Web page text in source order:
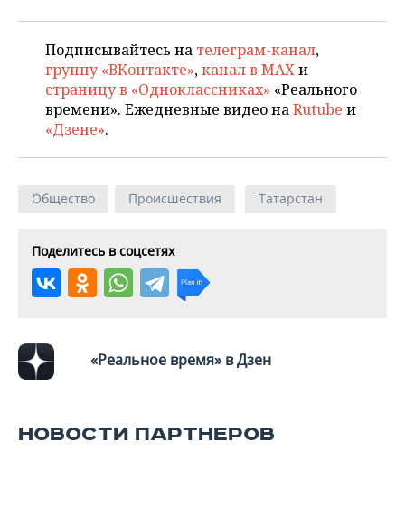
ОТКРЫТАЯ ЛЕКЦИЯ
БАСКЕТБОЛ
ВОЛЕЙБОЛ
КИБЕРСПОРТ
ИНФРАСТРУКТУРА
ИСТОРИЯ
КУЛЬТУРА
СПРАВОЧНИК
СПИСОК ПЕРСОН
СПИСОК КОМПАНИЙ
ПОЛНАЯ ВЕРСИЯ
Подписывайтесь на телеграм-канал,
группу «ВКонтакте»,канал в MAXи
страницу в «Одноклассниках» «Реального
времени». Ежедневные видео наRutube и
«Дзене».
Общество Происшествия Татарстан
Поделитесь в соцсетях
«Реальное время» в Дзен
НОВОСТИ ПАРТНЕРОВ